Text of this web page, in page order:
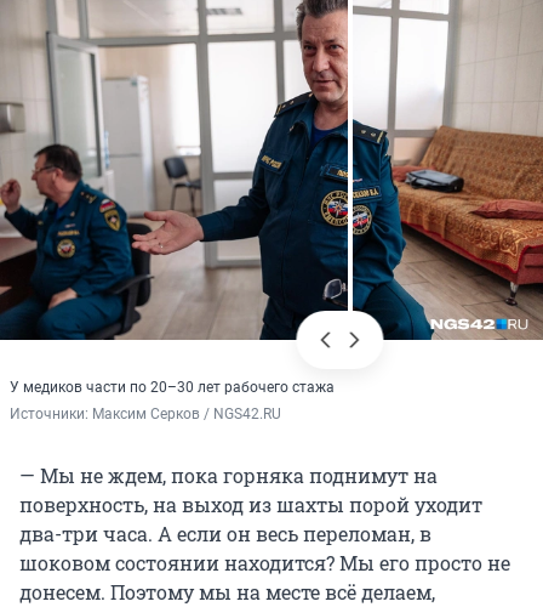
У медиков части по 20–30 лет рабочего стажа
Источники: Максим Серков / NGS42.RU
— Мы не ждем, пока горняка поднимут на
поверхность, на выход из шахты порой уходит
два-три часа. А если он весь переломан, в
шоковом состоянии находится? Мы его просто не
донесем. Поэтому мы на месте всё делаем,